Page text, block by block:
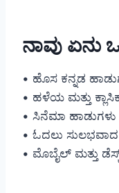
ನಾವು ಏನು
• ಹೊಸ ಕನ್ನಡ
• ಹಳೆಯ ಮತ್ತು
• ಸಿನೆಮಾ ಹಾಡುಗಳು
• ಓದಲು ಸುಲಭವಾದ
• ಮೊಬೈಲ್ ಮತ್ತು